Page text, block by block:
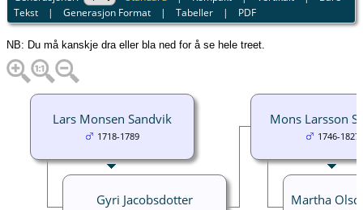
Tekst |Generasjon Format |Tabeller | PDF
NB: Du må kanskje dra eller bla ned for å se hele treet.
Mons Larsson
1746-1827
Martha
Lars Monsen Sandvik
1718-1789
Gyri Jacobsdotter